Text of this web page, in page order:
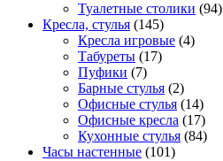
Туалетные столики (94)
Кресла, стулья (145)
Кресла игровые (4)
Табуреты (17)
Пуфики (7)
Барные стулья (2)
Офисные стулья (14)
Офисные кресла (17)
Кухонные стулья (84)
Часы настенные (101)